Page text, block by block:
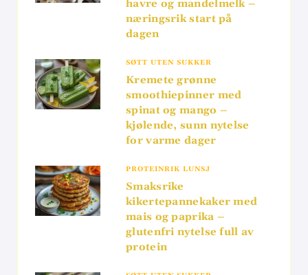
havre og mandelmelk –
næringsrik start på
dagen
SØTT UTEN SUKKER
Kremete grønne
smoothiepinner med
spinat og mango –
kjølende, sunn nytelse
for varme dager
PROTEINRIK LUNSJ
Smaksrike
kikertepannekaker med
mais og paprika –
glutenfri nytelse full av
protein